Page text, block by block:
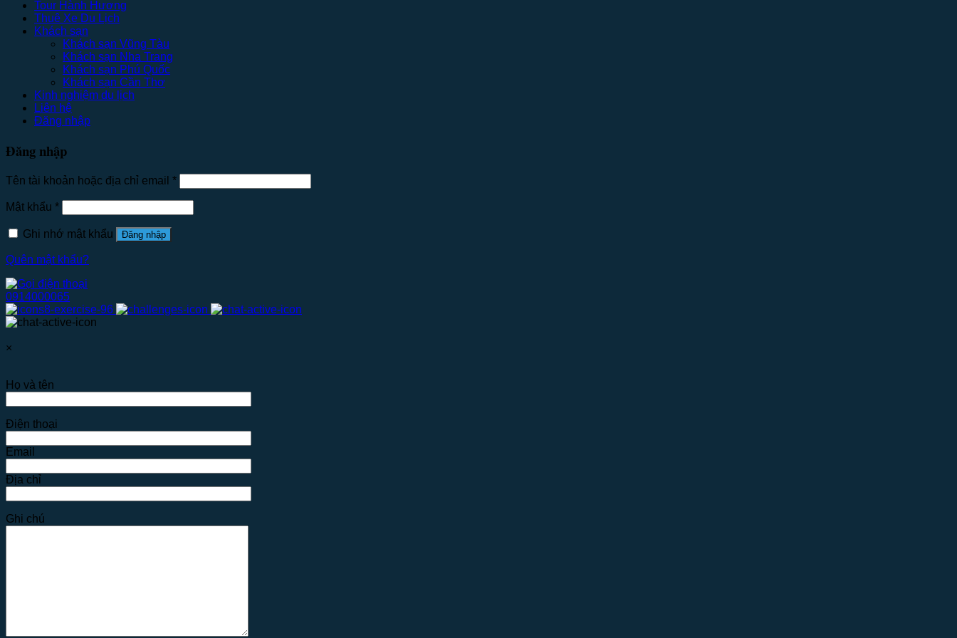
Tour Hành Hương
Thuê Xe Du Lịch
Khách sạn
Khách sạn Vũng Tàu
Khách sạn Nha Trang
Khách sạn Phú Quốc
Khách sạn Cần Thơ
Kinh nghiệm du lịch
Liên hệ
Đăng nhập
Đăng nhập
Tên tài khoản hoặc địa chỉ email *
Mật khẩu *
Ghi nhớ mật khẩu Đăng nhập
Quên mật khẩu?
0914000065
×
Họ và tên
Điện thoại
Email
Địa chỉ
Ghi chú